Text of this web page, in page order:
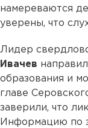
намереваются
уверены, что
Лидер
Ивачев
образования и
главе
заверили, что
Информацию по